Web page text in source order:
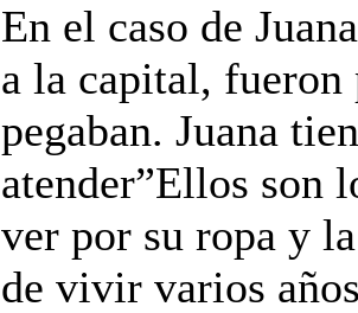
En el caso de
a la capital, fueron
pegaban. Juana
atender”Ellos son
ver por su ropa y
de vivir varios